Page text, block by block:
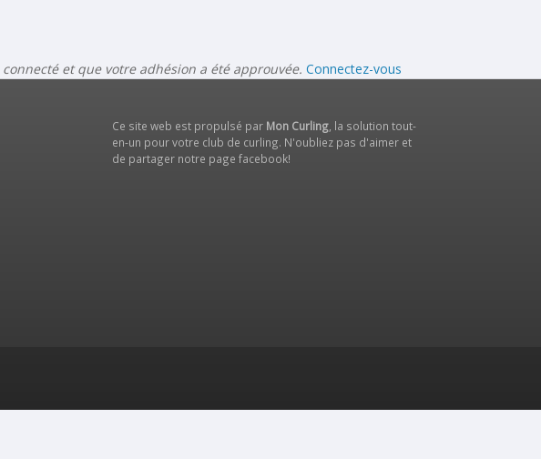
et que votre adhésion a été approuvée. Connectez-vous
Ce site web est propulsé par Mon Curling , la solution tout-
en-un pour votre club de curling. N'oubliez pas d'aimer et
de partager notre page facebook!